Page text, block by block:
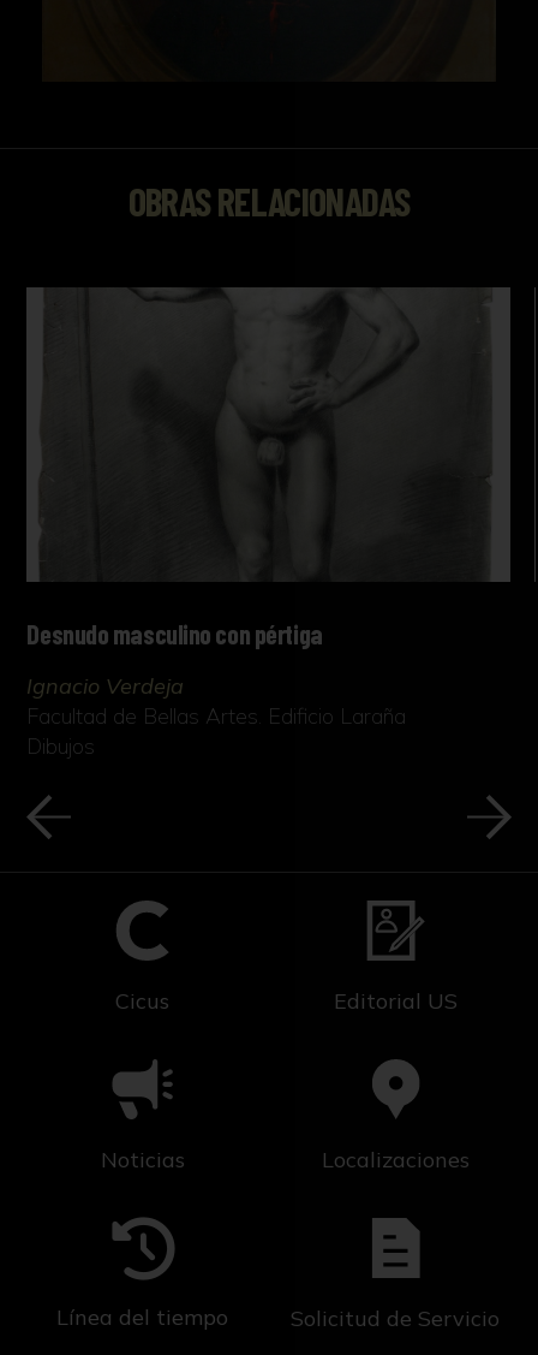
OBRAS RELACIONADAS
Desnudo masculino con pértiga
Ignacio Verdeja
Facultad de Bellas Artes. Edificio Laraña
Dibujos
Cicus Editorial US
Noticias Localizaciones
Línea del tiempo Solicitud de Servicio